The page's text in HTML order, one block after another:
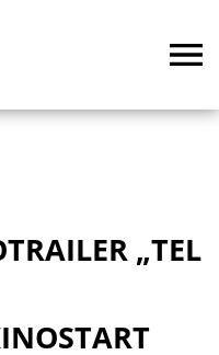
„TEL